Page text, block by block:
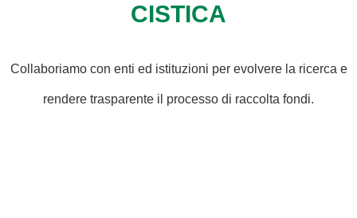
CISTICA
Collaboriamo con enti ed istituzioni per evolvere la ricerca e
rendere trasparente il processo di raccolta fondi.